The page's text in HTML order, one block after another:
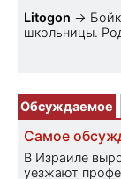
Litogon →
школьницы.
Обсуждаемое
Самое
В Израиле
уезжают